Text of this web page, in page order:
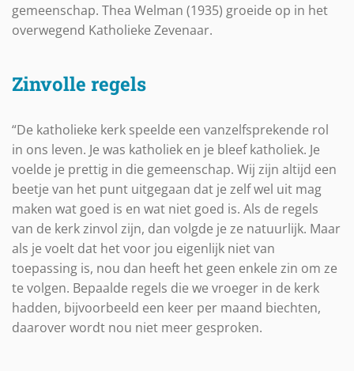
gemeenschap. Thea Welman (1935) groeide op in het
overwegend Katholieke Zevenaar.
Zinvolle regels
“De katholieke kerk speelde een vanzelfsprekende rol
in ons leven. Je was katholiek en je bleef katholiek. Je
voelde je prettig in die gemeenschap. Wij zijn altijd een
beetje van het punt uitgegaan dat je zelf wel uit mag
maken wat goed is en wat niet goed is. Als de regels
van de kerk zinvol zijn, dan volgde je ze natuurlijk. Maar
als je voelt dat het voor jou eigenlijk niet van
toepassing is, nou dan heeft het geen enkele zin om ze
te volgen. Bepaalde regels die we vroeger in de kerk
hadden, bijvoorbeeld een keer per maand biechten,
daarover wordt nou niet meer gesproken.